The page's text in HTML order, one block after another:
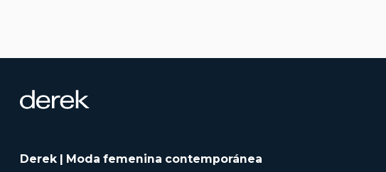
Derek | Moda femenina contemporánea